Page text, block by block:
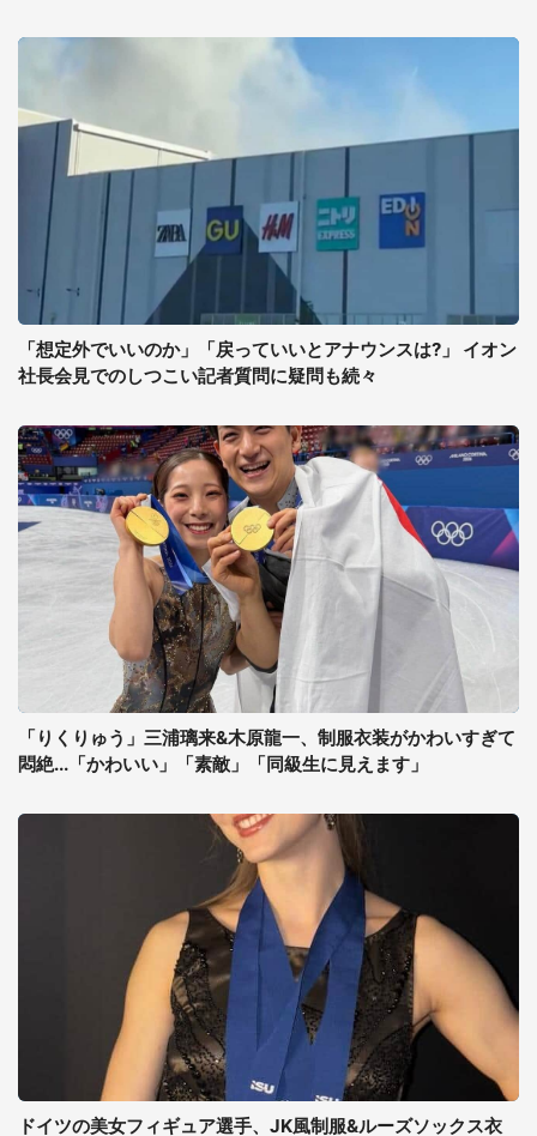
「想定外でいいのか」「戻っていいとアナウンスは?」 イオン
社長会見でのしつこい記者質問に疑問も続々
「りくりゅう」三浦璃来&木原龍一、制服衣装がかわいすぎて
悶絶...「かわいい」「素敵」「同級生に見えます」
ドイツの美女フィギュア選手、JK風制服&ルーズソックス衣